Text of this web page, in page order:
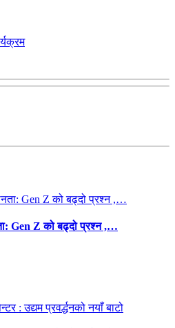
Gen Z को बढ्दो प्रश्न ,…